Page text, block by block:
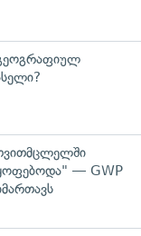
გეოგრაფიულ
— GWP